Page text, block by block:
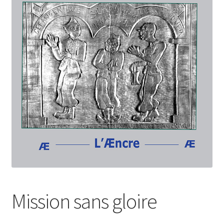
Login Customizer
Newsletter
Nous Contacter
Panier
Politique de confidentialité et cookies
Qui sommes-nous ?
Soutien à Philippe Randa
Suivi de la Commande
Mission sans gloire